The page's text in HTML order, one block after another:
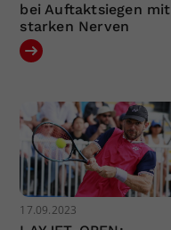
bei Auftaktsiegen mit
starken Nerven
17.09.2023